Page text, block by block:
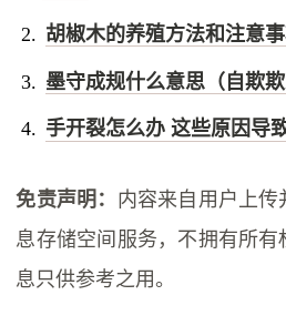
胡椒木的养殖方法和注意
墨守成规什么意思（自欺欺
手开裂怎么办 这些原因导
免责声明： 内容来自用户上
息存储空间服务，不拥有所
息只供参考之用。